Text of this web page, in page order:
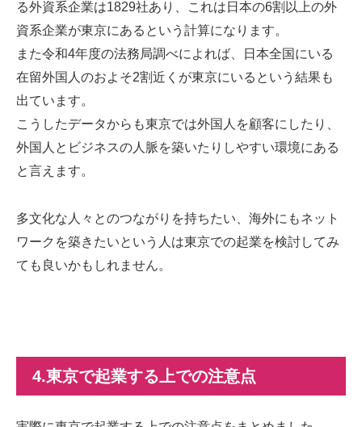
る外資系企業は1829社あり、これは日本の6割以上の外
資系企業が東京にあるという計算になります。
また令和4年度の法務局調べによれば、日本全国にいる
在留外国人のおよそ2割近くが東京にいるという結果も
出ています。
こうしたデータからも東京では外国人を顧客にしたり、
外国人とビジネスの人脈を築いたりしやすい環境にある
と言えます。
多文化な人々とのつながりを持ちたい、海外にもネット
ワークを築きたいという人は東京での起業を検討してみ
ても良いかもしれません。
4.東京で起業する上での注意点